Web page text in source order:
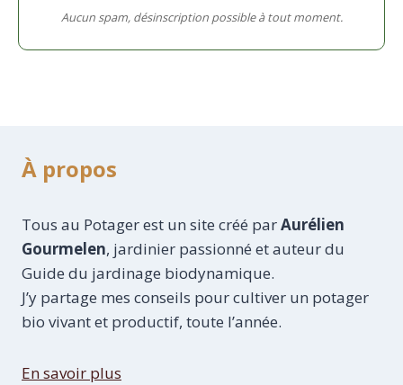
Aucun spam, désinscription possible à tout moment.
À propos
Tous au Potager est un site créé parAurélien
Gourmelen, jardinier passionné et auteur du
Guide du jardinage biodynamique.
J’y partage mes conseils pour cultiver un potager
bio vivant et productif, toute l’année.
En savoir plus